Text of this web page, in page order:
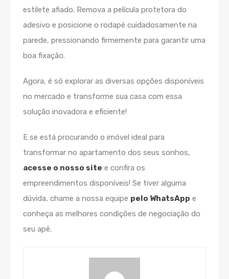
estilete afiado. Remova a película protetora do
adesivo e posicione o rodapé cuidadosamente na
parede, pressionando firmemente para garantir uma
boa fixação.
Agora, é só explorar as diversas opções disponíveis
no mercado e transforme sua casa com essa
solução inovadora e eficiente!
E se está procurando o imóvel ideal para
transformar no apartamento dos seus sonhos,
acesse o nosso site e confira os
empreendimentos disponíveis! Se tiver alguma
dúvida, chame a nossa equipe pelo WhatsApp e
conheça as melhores condições de negociação do
seu apê.